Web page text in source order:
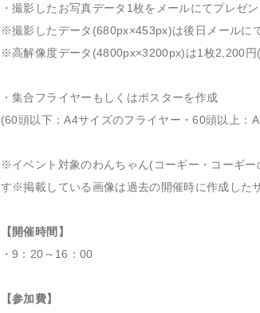
・撮影したお写真データ1枚をメールにてプレゼ
※撮影したデータ(680px×453px)は後日メールに
※高解像度データ(4800px×3200px)は1枚2,200円
・集合フライヤーもしくはポスターを作成
(60頭以下：A4サイズのフライヤー・60頭以上：
※イベント対象のわんちゃん(コーギー・コーギ
す※掲載している画像は過去の開催時に作成した
【開催時間】
・9：20～16：00
【参加費】